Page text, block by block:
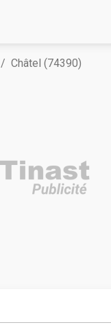
Châtel (74390)